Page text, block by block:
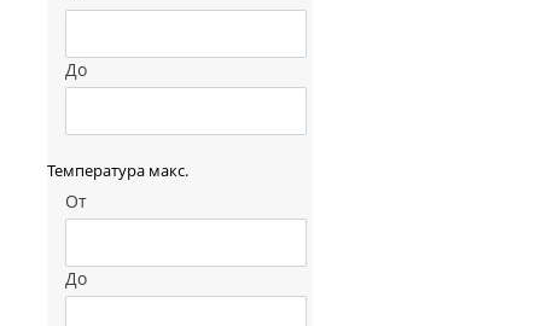
До
Температура макс.
От
До